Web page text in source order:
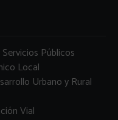
Públicos
Local
Urbano y Rural
Vial